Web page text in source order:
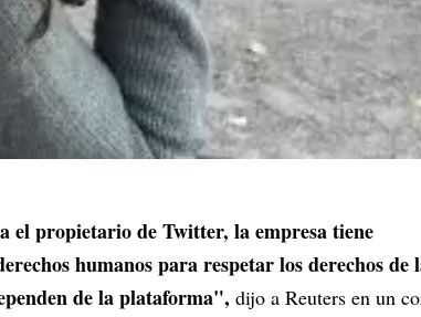
el propietario de Twitter, la empresa tiene
humanos para respetar los derechos de
de la plataforma", dijo a Reuters en un